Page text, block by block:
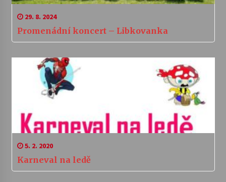
29. 8. 2024
Promenádní koncert – Libkovanka
5. 2. 2020
Karneval na ledě